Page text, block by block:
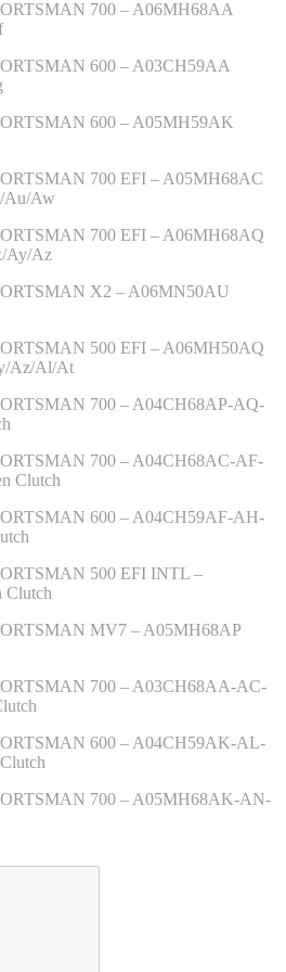
700 – A06MH68AA
600 – A03CH59AA
600 – A05MH59AK
700 EFI – A05MH68AC
Au/Aw
700 EFI – A06MH68AQ
Ay/Az
X2 – A06MN50AU
500 EFI – A06MH50AQ
Az/Al/At
700 – A04CH68AP-AQ-
700 – A04CH68AC-AF-
Clutch
600 – A04CH59AF-AH-
500 EFI INTL –
Clutch
MV7 – A05MH68AP
700 – A03CH68AA-AC-
600 – A04CH59AK-AL-
700 – A05MH68AK-AN-